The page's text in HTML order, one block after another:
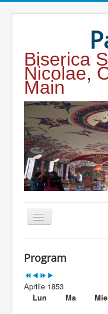
Biserica
Nicolae,
Main
Duhovnicesti
Program
Aprilie 1853
Lun
Ma Mie